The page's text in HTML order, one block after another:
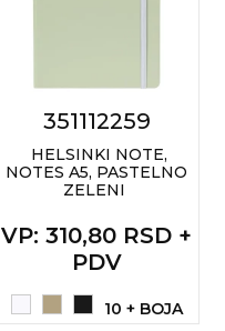
351112259
HELSINKI NOTE,
NOTES A5, PASTELNO
ZELENI
VP: 310,80 RSD +
PDV
10 + BOJA